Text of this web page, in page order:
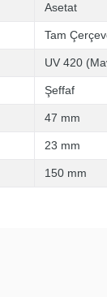
Asetat
Tam
UV 420
Şeffaf
47 mm
23 mm
150 mm